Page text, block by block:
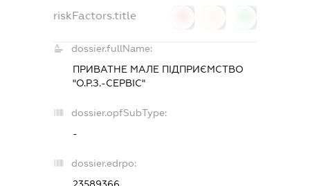
riskFactors.title
dossier.fullName:
ПРИВАТНЕ МАЛЕ ПІДПРИЄМСТВО
"О.Р.З.-СЕРВІС"
dossier.opfSubType:
-
dossier.edrpo: